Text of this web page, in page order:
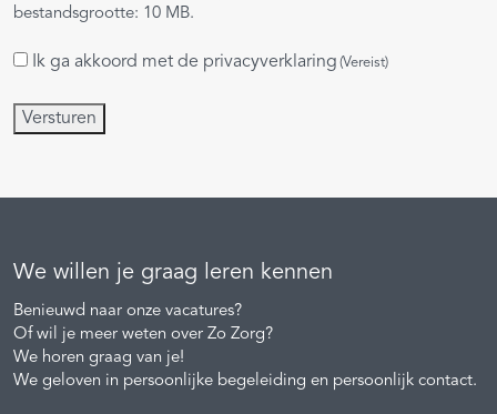
bestandsgrootte: 10 MB.
Instemming
Ik ga akkoord met de privacyverklaring (Vereist)
Versturen
We willen je graag leren kennen
Benieuwd naar onze vacatures?
Of wil je meer weten over Zo Zorg?
We horen graag van je!
We geloven in persoonlijke begeleiding en persoonlijk contact.